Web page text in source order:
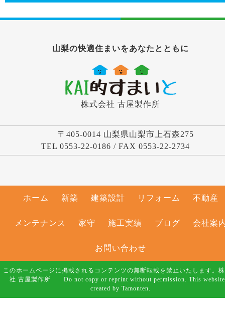
山梨の快適住まいをあなたとともに
株式会社 古屋製作所
〒405-0014 山梨県山梨市上石森275
TEL 0553-22-0186 / FAX 0553-22-2734
ホーム 新築 建築設計 リフォーム 不動産
メンテナンス 家守 施工実績 ブログ 会社案
お問い合わせ
このホームページに掲載されるコンテンツの無断転載を禁止いたします。
社 古屋製作所 Do not copy or reprint without permission. This
created by Tamonten.